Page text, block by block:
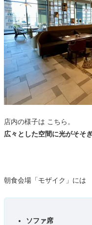
店内の様子は こちら。
広々とした空間に光がそそ
朝食会場「モザイク」には
ソファ席